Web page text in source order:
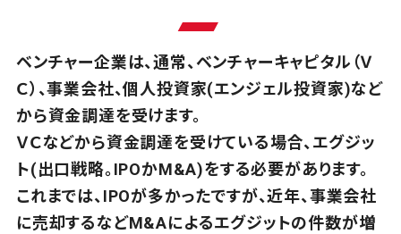
ベンチャー企業は、通常、ベンチャーキャピタル（Ｖ
Ｃ）、事業会社、個人投資家(エンジェル投資家)など
から資金調達を受けます。
ＶＣなどから資金調達を受けている場合、エグジッ
ト(出口戦略。IPOかM&A)をする必要があります。
これまでは、IPOが多かったですが、近年、事業会社
に売却するなどM&Aによるエグジットの件数が増